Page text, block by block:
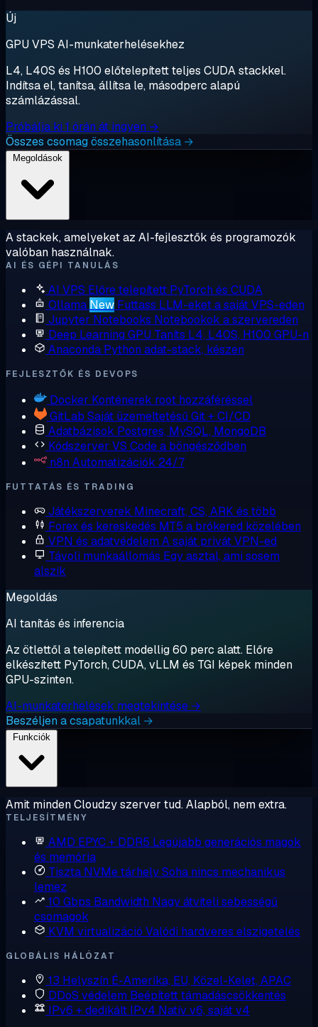
Új
GPU VPS AI-munkaterhelésekhez
L4, L40S és H100 előtelepített teljes CUDA stackkel.
Indítsa el, tanítsa, állítsa le, másodperc alapú
számlázással.
Próbálja ki 1 órán át ingyen →
Összes csomag összehasonlítása →
A stackek, amelyeket az AI-fejlesztők és programozók
valóban használnak.
AI ÉS GÉPI TANULÁS
AI VPS Előre telepített PyTorch és CUDA
Ollama New Futtass LLM-eket a saját VPS-eden
Jupyter Notebooks Notebookok a szervereden
Deep Learning GPU Taníts L4, L40S, H100 GPU-n
Anaconda Python adat-stack, készen
FEJLESZTŐK ÉS DEVOPS
Docker Konténerek root hozzáféréssel
GitLab Saját üzemeltetésű Git + CI/CD
Adatbázisok Postgres, MySQL, MongoDB
Kódszerver VS Code a böngésződben
n8n Automatizációk 24/7
FUTTATÁS ÉS TRADING
Játékszerverek Minecraft, CS, ARK és több
Forex és kereskedés MT5 a brókered közelében
VPN és adatvédelem A saját privát VPN-ed
Távoli munkaállomás Egy asztal, ami sosem
alszik
Megoldás
AI tanítás és inferencia
Az ötlettől a telepített modellig 60 perc alatt. Előre
elkészített PyTorch, CUDA, vLLM és TGI képek minden
GPU-szinten.
AI-munkaterhelések megtekintése →
Beszéljen a csapatunkkal →
Amit minden Cloudzy szerver tud. Alapból, nem extra.
TELJESÍTMÉNY
AMD EPYC + DDR5 Legújabb generációs magok
és memória
Tiszta NVMe tárhelySoha nincs mechanikus
lemez
10 Gbps Bandwidth Nagy átviteli sebességű
csomagok
KVM virtualizáció Valódi hardveres elszigetelés
GLOBÁLIS HÁLÓZAT
13 Helyszín É-Amerika, EU, Közel-Kelet, APAC
DDoS védelem Beépített támadáscsökkentés
IPv6 + dedikált IPv4 Natív v6, saját v4